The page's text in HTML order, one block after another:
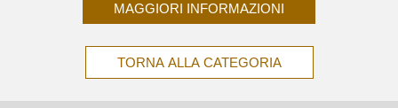
MAGGIORI INFORMAZIONI
TORNA ALLA CATEGORIA